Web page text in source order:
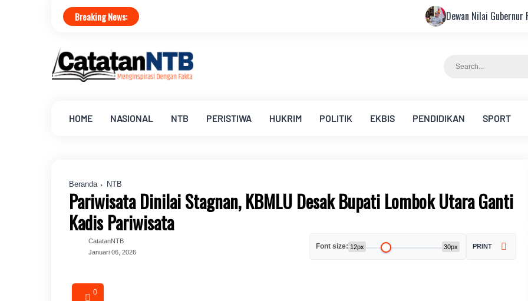
Breaking News: Dewan Nilai Gubernur Figur Tepat
HOME NASIONAL NTB PERISTIWA HUKRIM POLITIK EKBIS PENDIDIKAN SPORT
Beranda NTB
Pariwisata Dinilai Stagnan, KBMLU Desak Bupati Lombok Utara Ganti
Kadis Pariwisata
CatatanNTB
Januari 06, 2026
Font size: 12px 30px PRINT
0